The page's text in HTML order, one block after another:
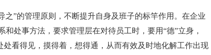
之”的管理原则，不断提升自身及班子的标竿作用。在企业
处事方法，要求管理层在对待员工时，要用“德”立身，
处看得见，摸得着，想得通，从而有效及时地化解工作出现